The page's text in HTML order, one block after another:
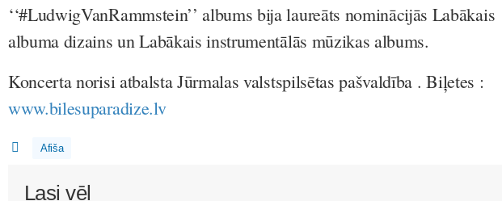
‘‘#LudwigVanRammstein’’ albums bija laureāts nominācijās Labākais
albuma dizains un Labākais instrumentālās mūzikas albums.
Koncerta norisi atbalsta Jūrmalas valstspilsētas pašvaldība . Biļetes :
www.bilesuparadize.lv
Afiša
Lasi vēl